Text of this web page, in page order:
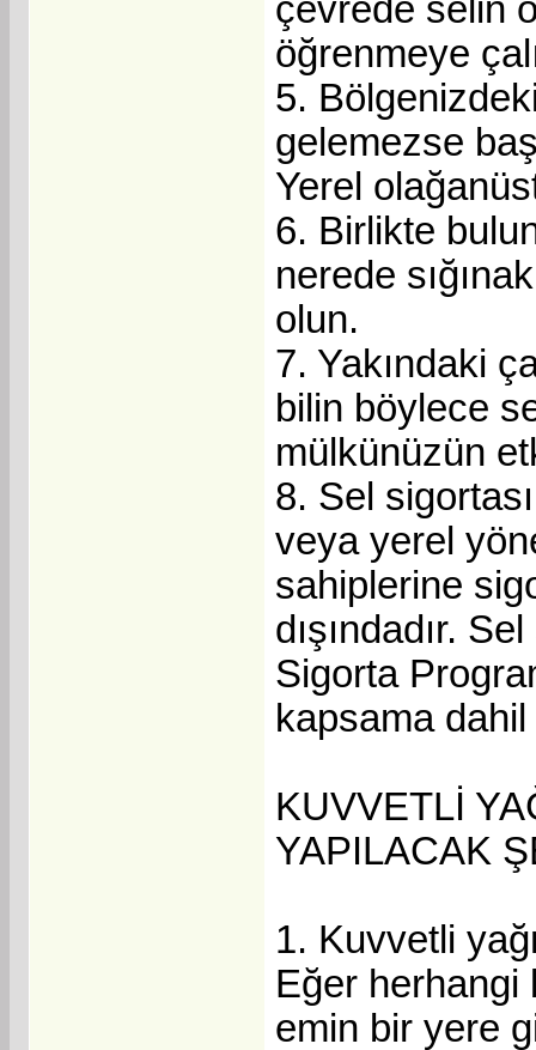
çevrede selin
öğrenmeye
5.
gelemezse
Yerel
6. Birlikte
nerede
olun.
7. Yakındaki
bilin böylece
mülkünüzün
8. Sel
veya yerel
sahiplerine
dışındadır.
Sigorta
kapsama
KUVVETLİ
YAPILACAK
1. Kuvvetli
Eğer herhangi
emin bir yere